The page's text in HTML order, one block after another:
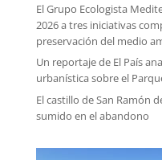
El Grupo Ecologista
2026 a tres iniciativas
preservación del medio
Un reportaje de El País
urbanística sobre el
El castillo de San Ramón
sumido en el abandono